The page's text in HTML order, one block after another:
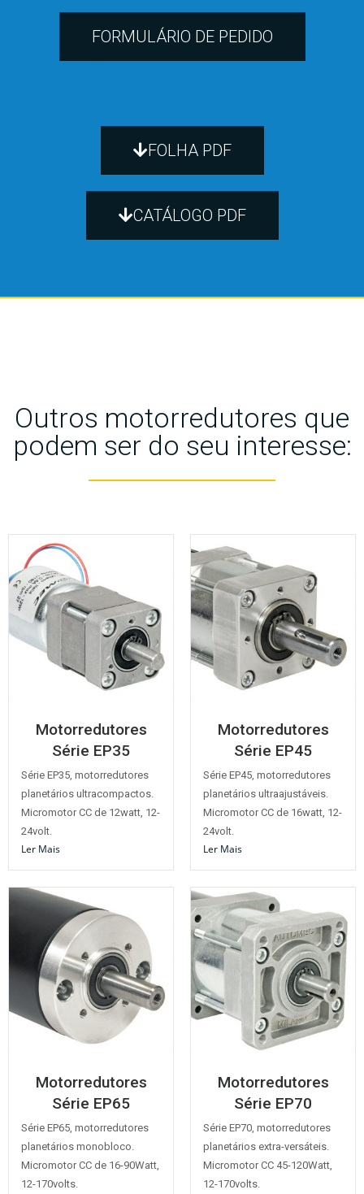
FORMULÁRIO DE PEDIDO
FOLHA PDF
CATÁLOGO PDF
Outros motorredutores que
podem ser do seu interesse:
Motorredutores
Série EP35
Série EP35, motorredutores
planetários ultracompactos.
Micromotor CC de 12watt, 12-
24volt.
Ler Mais
Motorredutores
Série EP45
Série EP45, motorredutores
planetários ultraajustáveis.
Micromotor CC de 16watt, 12-
24volt.
Ler Mais
Motorredutores
Série EP65
Série EP65, motorredutores
planetários monobloco.
Micromotor CC de 16-90Watt,
12-170volts.
Motorredutores
Série EP70
Série EP70, motorredutores
planetários extra-versáteis.
Micromotor CC 45-120Watt,
12-170volts.